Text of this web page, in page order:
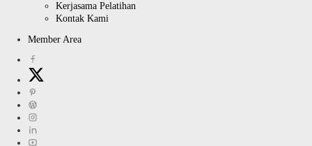
Kerjasama Pelatihan
Kontak Kami
Member Area